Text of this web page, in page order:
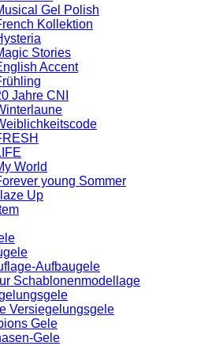
Gel Polish
Kollektion
Stories
Accent
Jahre CNI
World
young Sommer
Up
Aufbaugele
Schablonenmodellage
Versiegelungsgele
Gele
Gele